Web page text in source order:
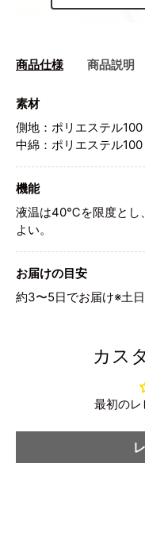
商品仕様 商品説明
素材
側地：ポリエステル100
中綿：ポリエステル100
機能
液温は40℃を限度とし
よい。
お届けの目安
約3〜5日でお届け※土
カス
最初のレ